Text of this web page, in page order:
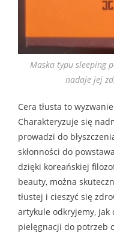
Maska typu sleeping
nadaje jej
Cera tłusta to
Charakteryzuje się
prowadzi do
skłonności do
dzięki koreańskiej
beauty, można
tłustej i cieszyć się
artykule odkryjemy, jak
pielęgnacji do potrzeb